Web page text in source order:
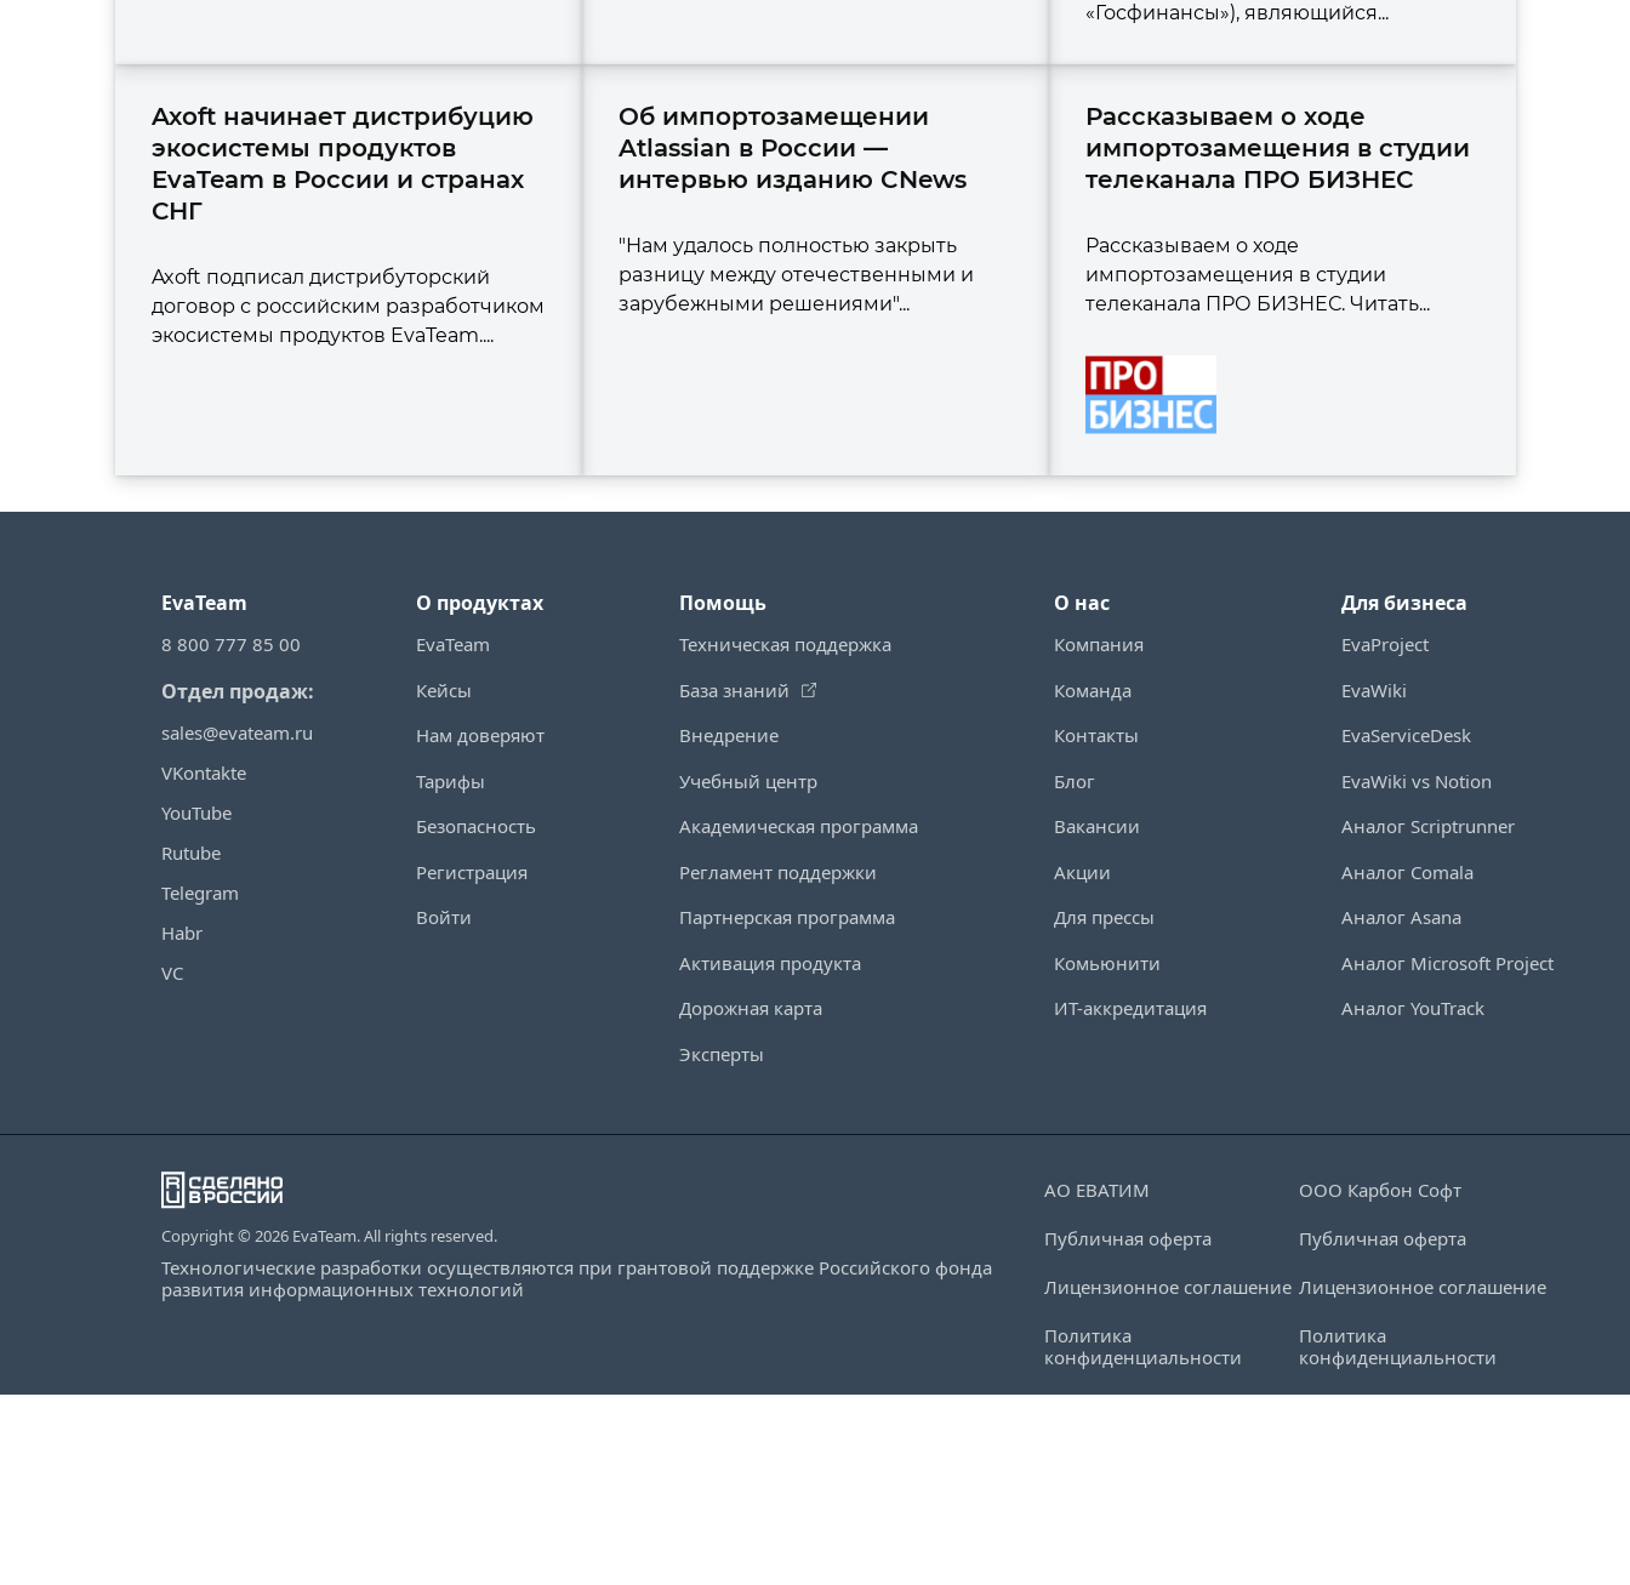
«Госфинансы»), являющийся...
Axoft начинает дистрибуцию
экосистемы продуктов
EvaTeam в России и странах
СНГ
Axoft подписал дистрибуторский
договор с российским разработчиком
экосистемы продуктов EvaTeam....
Об импортозамещении
Atlassian в России —
интервью изданию CNews
"Нам удалось полностью закрыть
разницу между отечественными и
зарубежными решениями"...
Рассказываем о ходе
импортозамещения в студии
телеканала ПРО БИЗНЕС
Рассказываем о ходе
импортозамещения в студии
телеканала ПРО БИЗНЕС. Читать...
EvaTeam
8 800 777 85 00
Отдел продаж:
sales@evateam.ru
VKontakte
YouTube
Rutube
Telegram
Habr
VC
О продуктах
EvaTeam
Кейсы
Нам доверяют
Тарифы
Безопасность
Регистрация
Войти
Помощь
Техническая поддержка
База знаний
Внедрение
Учебный центр
Академическая программа
Регламент поддержки
Партнерская программа
Активация продукта
Дорожная карта
Эксперты
О нас
Компания
Команда
Контакты
Блог
Вакансии
Акции
Для прессы
Комьюнити
ИТ-аккредитация
Для бизнеса
EvaProject
EvaWiki
EvaServiceDesk
EvaWiki vs Notion
Аналог Scriptrunner
Аналог Comala
Аналог Asana
Аналог Microsoft Project
Аналог YouTrack
Copyright © 2026 EvaTeam. All rights reserved.
Технологические разработки осуществляются при грантовой поддержке Российского фонда
развития информационных технологий
АО ЕВАТИМ
Публичная оферта
Лицензионное соглашение
Политика
конфиденциальности
ООО Карбон Софт
Публичная оферта
Лицензионное соглашение
Политика
конфиденциальности